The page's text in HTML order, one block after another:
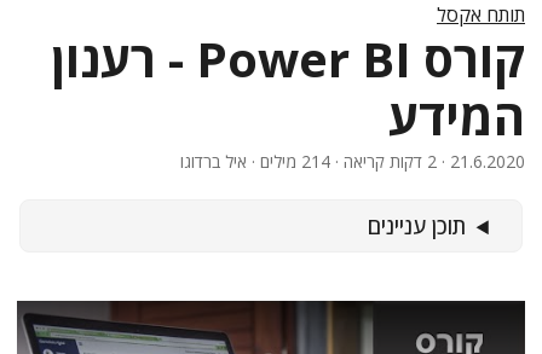
מדריכי אקסל
פיתוח אפליקציות
חיפוש
תותח אקסל
קורס Power BI - רענון
המידע
21.6.2020 · 2 דקות קריאה · 214 מילים · איל ברדוגו
תוכן עניינים